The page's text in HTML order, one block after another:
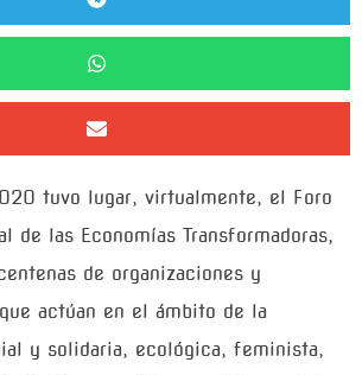
tuvo lugar, virtualmente, el Foro
de las Economías Transformadoras,
de organizaciones y
actúan en el ámbito de la
y solidaria, ecológica, feminista,